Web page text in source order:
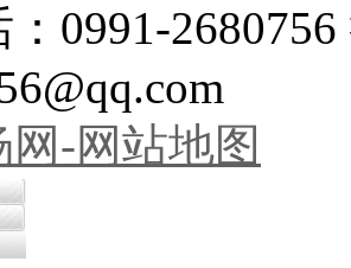
0991-
-网站地图